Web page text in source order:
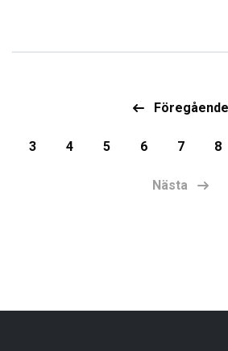
Föregående
3 4 5 6 7 8
Nästa